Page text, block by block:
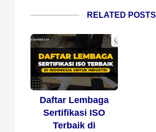
RELATED POSTS
Daftar Lembaga
Sertifikasi ISO
Terbaik di